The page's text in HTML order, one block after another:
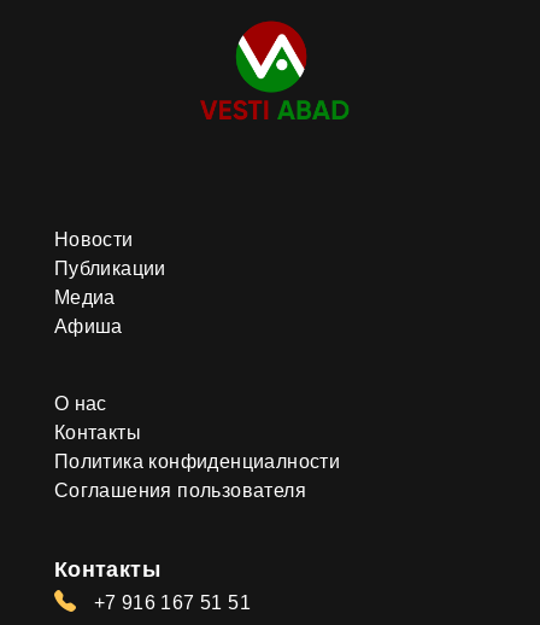
Новости
Публикации
Медиа
Афиша
О нас
Контакты
Политика конфиденциалности
Соглашения пользователя
Контакты
+7 916 167 51 51